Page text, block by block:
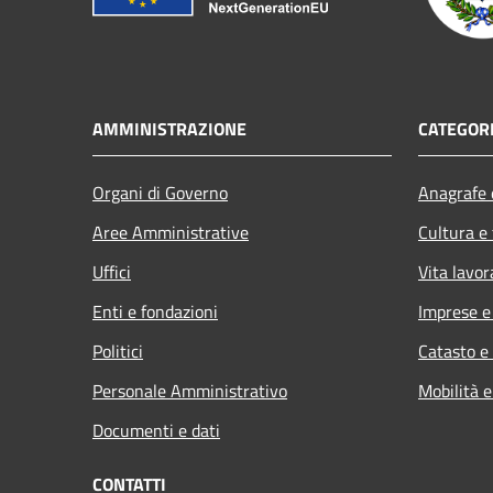
AMMINISTRAZIONE
Organi di Governo
Aree Amministrative
Uffici
Enti e fondazioni
Politici
Personale Amministrativo
Documenti e dati
Cultura
Vita
Imprese
Catasto
Mobilità
CONTATTI